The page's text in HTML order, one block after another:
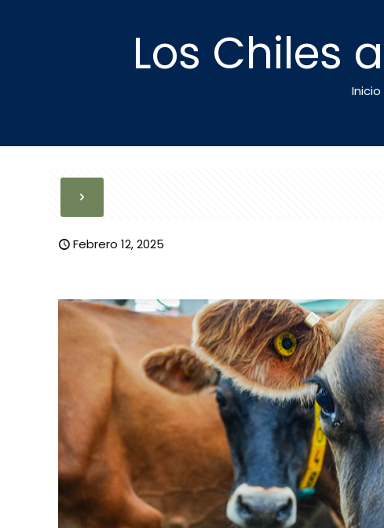
Los Chiles
Inicio
Febrero 12, 2025